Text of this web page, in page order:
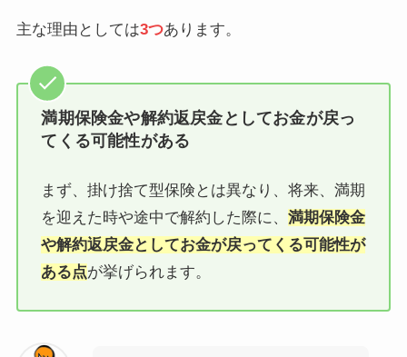
主な理由としては3つあります。
満期保険金や解約返戻金としてお金が戻っ
てくる可能性がある
まず、掛け捨て型保険とは異なり、将来、満期
を迎えた時や途中で解約した際に、満期保険金
や解約返戻金としてお金が戻ってくる可能性が
ある点が挙げられます。